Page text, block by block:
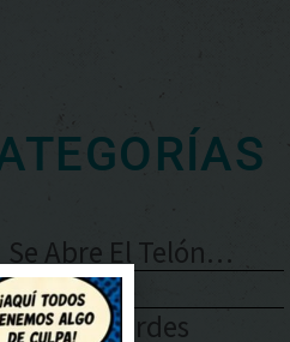
Se Abre El Telón…
Enlaces
Chistes Verdes